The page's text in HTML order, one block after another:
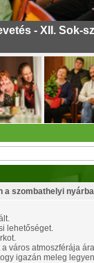
- XII. Sok-
a szombathelyi
lehetőséget.
a város atmoszférája
igazán meleg